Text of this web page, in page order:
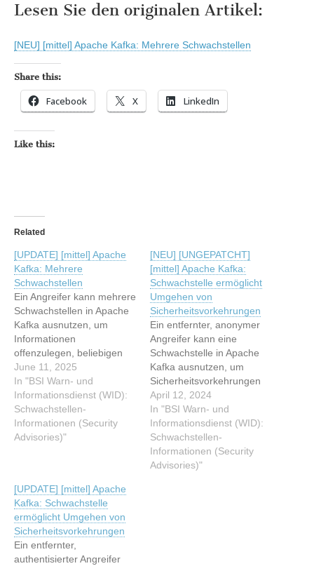
Lesen Sie den originalen Artikel:
[NEU] [mittel] Apache Kafka: Mehrere Schwachstellen
Share this:
Facebook X LinkedIn
Like this:
Related
[UPDATE] [mittel] Apache
Kafka: Mehrere
Schwachstellen
Ein Angreifer kann mehrere
Schwachstellen in Apache
Kafka ausnutzen, um
Informationen
offenzulegen, beliebigen
Programmcode
auszuführen oder einen
Denial-of-Service
auszulösen. Dieser Artikel
wurde indexiert von BSI
Warn- und
Advisories) Lesen Sie den
originalen Artikel:
[UPDATE] [mittel] Apache
Kafka: Mehrere
Schwachstellen
June 11, 2025
In "BSI Warn- und
Informationsdienst (WID):
Schwachstellen-
Informationen (Security
Advisories)"
[NEU] [UNGEPATCHT]
[mittel] Apache Kafka:
Schwachstelle ermöglicht
Umgehen von
Sicherheitsvorkehrungen
Ein entfernter, anonymer
Angreifer kann eine
Schwachstelle in Apache
Kafka ausnutzen, um
Sicherheitsvorkehrungen
zu umgehen. Dieser Artikel
wurde indexiert von BSI
Warn- und
Informationsdienst (WID):
Schwachstellen-
Informationen (Security
April 12, 2024
In "BSI Warn- und
Informationsdienst (WID):
Schwachstellen-
Informationen (Security
Advisories)"
[UPDATE] [mittel] Apache
Kafka: Schwachstelle
ermöglicht Umgehen von
Sicherheitsvorkehrungen
Ein entfernter,
authentisierter Angreifer